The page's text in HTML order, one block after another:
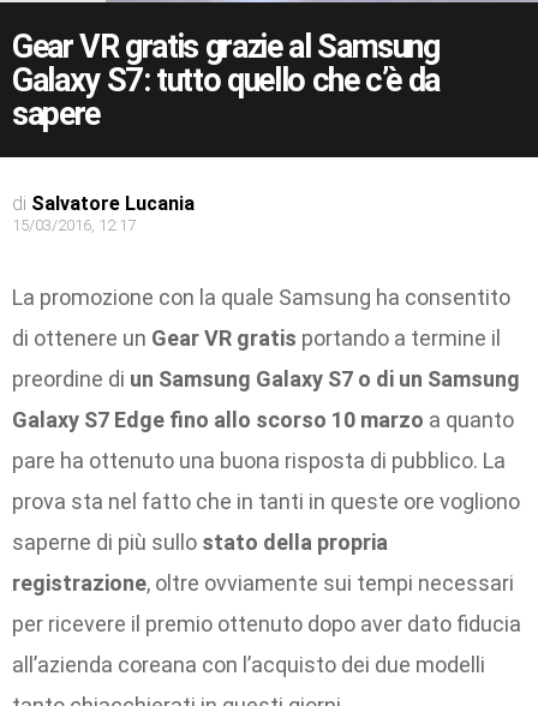
Gear VR gratis grazie al Samsung
Galaxy S7: tutto quello che c’è da
sapere
di Salvatore Lucania
15/03/2016, 12:17
La promozione con la quale Samsung ha consentito
di ottenere un Gear VR gratis portando a termine il
preordine di un Samsung Galaxy S7 o di un Samsung
Galaxy S7 Edge fino allo scorso 10 marzo a quanto
pare ha ottenuto una buona risposta di pubblico. La
prova sta nel fatto che in tanti in queste ore vogliono
saperne di più sullo stato della propria
registrazione, oltre ovviamente sui tempi necessari
per ricevere il premio ottenuto dopo aver dato fiducia
all’azienda coreana con l’acquisto dei due modelli